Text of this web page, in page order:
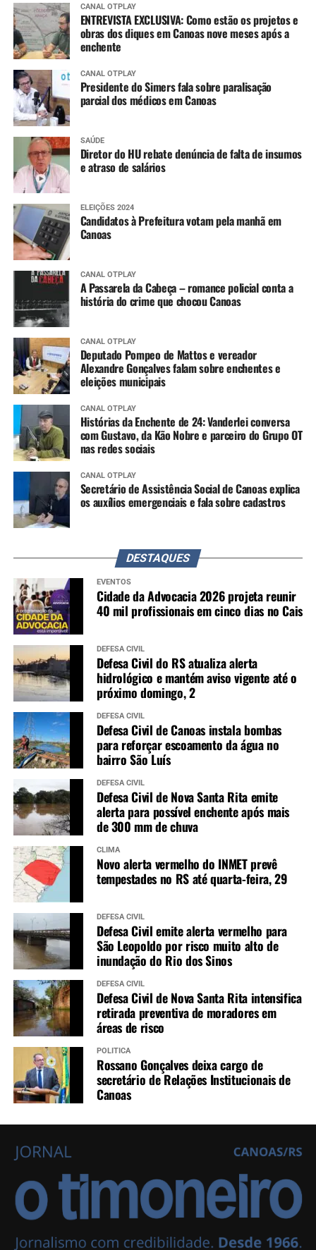
CANAL OTPLAY
ENTREVISTA EXCLUSIVA: Como estão os projetos e
obras dos diques em Canoas nove meses após a
enchente
CANAL OTPLAY
Presidente do Simers fala sobre paralisação
parcial dos médicos em Canoas
SAÚDE
Diretor do HU rebate denúncia de falta de insumos
e atraso de salários
ELEIÇÕES 2024
Candidatos à Prefeitura votam pela manhã em
Canoas
CANAL OTPLAY
A Passarela da Cabeça – romance policial conta a
história do crime que chocou Canoas
CANAL OTPLAY
Deputado Pompeo de Mattos e vereador
Alexandre Gonçalves falam sobre enchentes e
eleições municipais
CANAL OTPLAY
Histórias da Enchente de 24: Vanderlei conversa
com Gustavo, da Kão Nobre e parceiro do Grupo OT
nas redes sociais
CANAL OTPLAY
Secretário de Assistência Social de Canoas explica
os auxílios emergenciais e fala sobre cadastros
DESTAQUES
EVENTOS
Cidade da Advocacia 2026 projeta reunir
40 mil profissionais em cinco dias no Cais
DEFESA CIVIL
Defesa Civil do RS atualiza alerta
hidrológico e mantém aviso vigente até o
próximo domingo, 2
DEFESA CIVIL
Defesa Civil de Canoas instala bombas
para reforçar escoamento da água no
bairro São Luís
DEFESA CIVIL
Defesa Civil de Nova Santa Rita emite
alerta para possível enchente após mais
de 300 mm de chuva
CLIMA
Novo alerta vermelho do INMET prevê
tempestades no RS até quarta-feira, 29
DEFESA CIVIL
Defesa Civil emite alerta vermelho para
São Leopoldo por risco muito alto de
inundação do Rio dos Sinos
DEFESA CIVIL
Defesa Civil de Nova Santa Rita intensifica
retirada preventiva de moradores em
áreas de risco
POLÍTICA
Rossano Gonçalves deixa cargo de
secretário de Relações Institucionais de
Canoas